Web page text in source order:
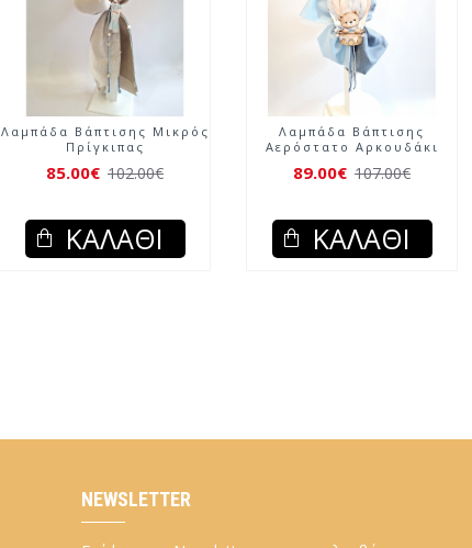
Λαμπάδα Βάπτισης Μικρός
Πρίγκιπας
85.00€ 102.00€
ΚΑΛΆΘΙ
Λαμπάδα Βάπτισης
Αερόστατο Αρκουδάκι
89.00€ 107.00€
ΚΑΛΆΘΙ
NEWSLETTER